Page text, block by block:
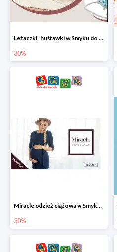
Leżaczki i huśtawki w Smyku do -30%
30%
Miracle odzież ciążowa w Smyku co -30%
30%